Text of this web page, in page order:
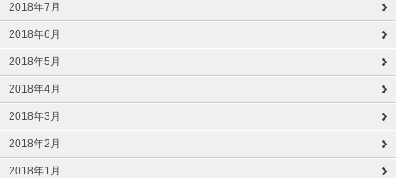
2018年7月
2018年6月
2018年5月
2018年4月
2018年3月
2018年2月
2018年1月